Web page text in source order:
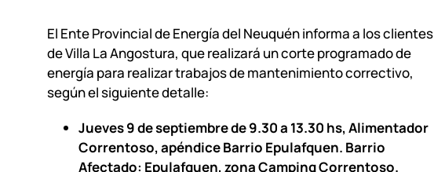
El Ente Provincial de Energía del Neuquén informa a los clientes
de Villa La Angostura, que realizará un corte programado de
energía para realizar trabajos de mantenimiento correctivo,
según el siguiente detalle:
Jueves 9 de septiembre de 9.30 a 13.30 hs, Alimentador
Correntoso, apéndice Barrio Epulafquen. Barrio
Afectado: Epulafquen, zona Camping Correntoso.